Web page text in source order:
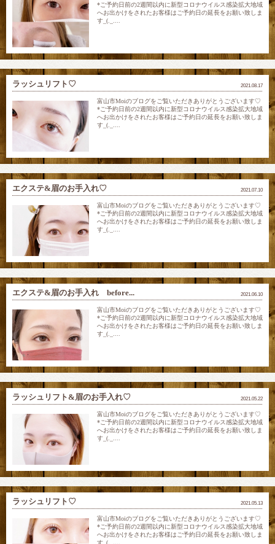
*ご予約日前の2週間以内に新型コロナウイルス感染拡大地域
へお出かけをされたお客様はご予約日の延長をお願い致しま
す_(._....
2021.08.17
ラッシュリフト♡
富山市Moiのブログをご覧いただきありがとうございます♡
*ご予約日前の2週間以内に新型コロナウイルス感染拡大地域
へお出かけをされたお客様はご予約日の延長をお願い致しま
す_(._....
2021.07.10
エクステ&眉のお手入れ♡
富山市Moiのブログをご覧いただきありがとうございます♡
*ご予約日前の2週間以内に新型コロナウイルス感染拡大地域
へお出かけをされたお客様はご予約日の延長をお願い致しま
す_(._....
2021.06.10
エクステ&眉のお手入れ before...
富山市Moiのブログをご覧いただきありがとうございます♡
*ご予約日前の2週間以内に新型コロナウイルス感染拡大地域
へお出かけをされたお客様はご予約日の延長をお願い致しま
す_(._....
2021.05.22
ラッシュリフト&眉のお手入れ♡
富山市Moiのブログをご覧いただきありがとうございます♡
*ご予約日前の2週間以内に新型コロナウイルス感染拡大地域
へお出かけをされたお客様はご予約日の延長をお願い致しま
す_(._....
2021.05.13
ラッシュリフト♡
富山市Moiのブログをご覧いただきありがとうございます♡
*ご予約日前の2週間以内に新型コロナウイルス感染拡大地域
へお出かけをされたお客様はご予約日の延長をお願い致しま
す_(._....